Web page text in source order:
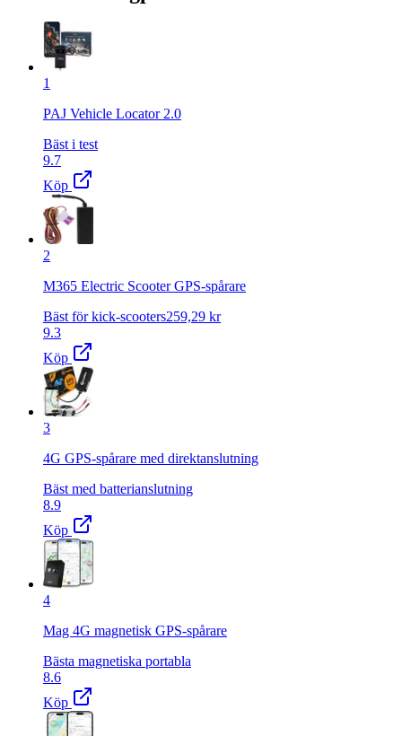
1
PAJ Vehicle Locator 2.0
Bäst i test
9.7
Köp
2
M365 Electric Scooter GPS-spårare
Bäst för kick-scooters259,29 kr
9.3
Köp
3
4G GPS-spårare med direktanslutning
Bäst med batterianslutning
8.9
Köp
4
Mag 4G magnetisk GPS-spårare
Bästa magnetiska portabla
8.6
Köp